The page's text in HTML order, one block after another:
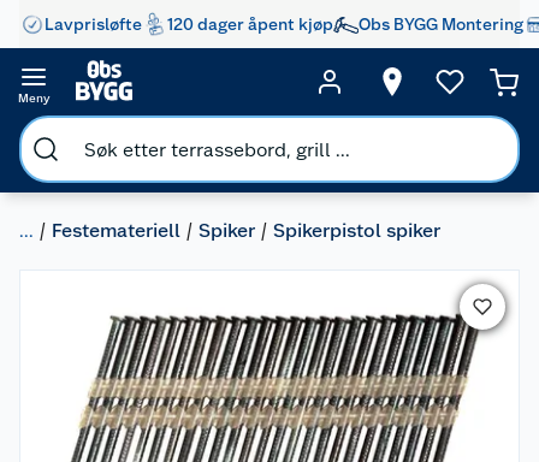
Lavprisløfte 120 dager åpent kjøp Obs BYGG Montering
Meny
... Festemateriell Spiker Spikerpistol spiker